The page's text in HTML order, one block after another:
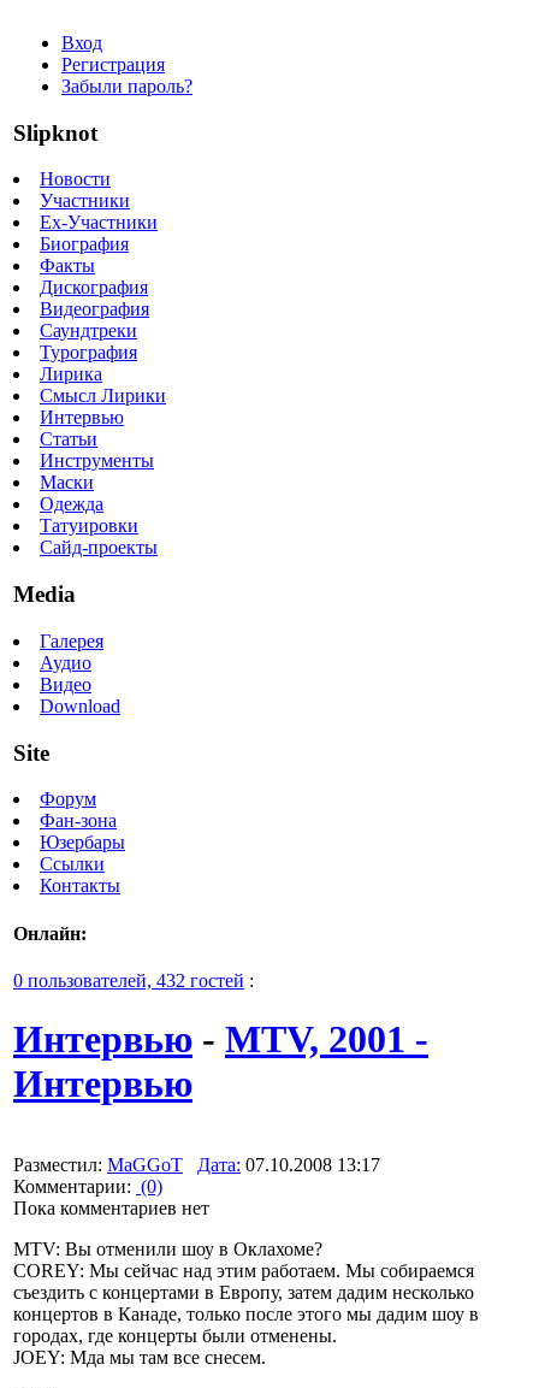
Вход
Регистрация
Забыли пароль?
Slipknot
Новости
Участники
Ex-Участники
Биография
Факты
Дискография
Видеография
Саундтреки
Турография
Лирика
Смысл Лирики
Интервью
Статьи
Инструменты
Маски
Одежда
Татуировки
Сайд-проекты
Media
Галерея
Аудио
Видео
Download
Site
Форум
Фан-зона
Юзербары
Ссылки
Контакты
Онлайн:
0 пользователей, 432 гостей :
Интервью - MTV, 2001 -
Интервью
Разместил: MaGGoT Дата: 07.10.2008 13:17
Комментарии: (0)
Пока комментариев нет
MTV: Вы отменили шоу в Оклахоме?
COREY: Мы сейчас над этим работаем. Мы собираемся
съездить с концертами в Европу, затем дадим несколько
концертов в Канаде, только после этого мы дадим шоу в
городах, где концерты были отменены.
JOEY: Мда мы там все снесем.